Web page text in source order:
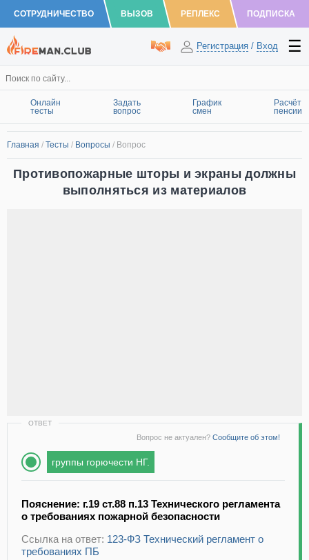
СОТРУДНИЧЕСТВО ВЫЗОВ РЕПЛЕКС ПОДПИСКА
Регистрация / Вход
Онлайн
тесты
Задать
вопрос
График
смен
Расчёт
пенсии
Главная / Тесты / Вопросы / Вопрос
Противопожарные шторы и экраны должны
выполняться из материалов
ОТВЕТ
Вопрос не актуален? Сообщите об этом!
группы горючести НГ.
Пояснение: г.19 ст.88 п.13 Технического регламента
о требованиях пожарной безопасности
Ссылка на ответ: 123-ФЗ Технический регламент о
требованиях ПБ